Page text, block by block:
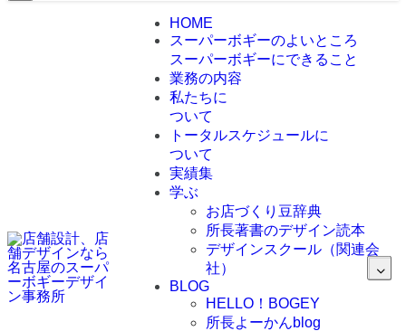
HOME
スーパーボギーのよいところ
スーパーボギーにできること
業務の内容
私たちに
ついて
トータルスケジュールに
ついて
実績集
学ぶ
お店づくり豆辞典
所長著書のデザイン読本
デザインスクール（関連会
社）
BLOG
HELLO！BOGEY
所長よーかんblog